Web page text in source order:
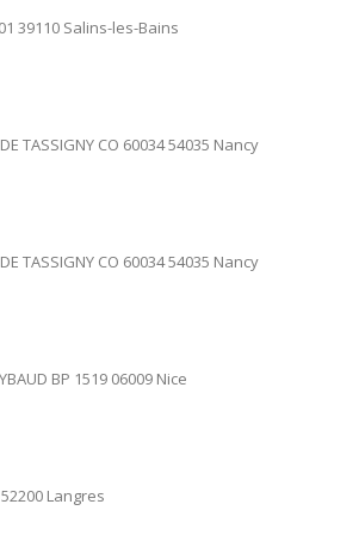
39110 Salins-les-Bains
TASSIGNY CO 60034 54035 Nancy
TASSIGNY CO 60034 54035 Nancy
BP 1519 06009 Nice
52200 Langres